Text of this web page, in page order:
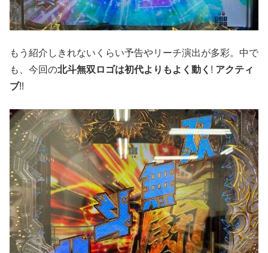
もう紹介しきれないくらい予告やリーチ演出が多彩。中で
も、今回の北斗無双ロゴは初代よりもよく動く ! アクティ
ブ!!